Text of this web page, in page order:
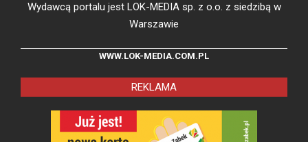
Wydawcą portalu jest LOK-MEDIA sp. z o.o. z siedzibą w
Warszawie
WWW.LOK-MEDIA.COM.PL
REKLAMA